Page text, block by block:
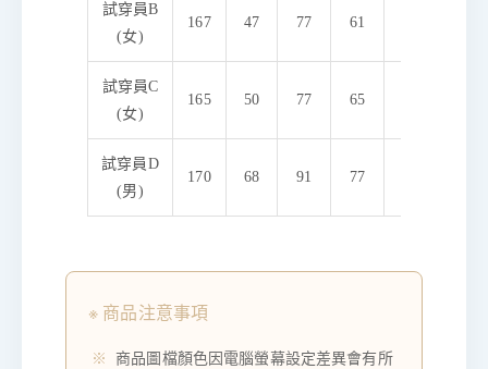
試穿員B
(女)
167 47 77 61
試穿員C
(女)
165 50 77 65
試穿員D
(男)
170 68 91 77
※ 商品注意事項
商品圖檔顏色因電腦螢幕設定差異會有所